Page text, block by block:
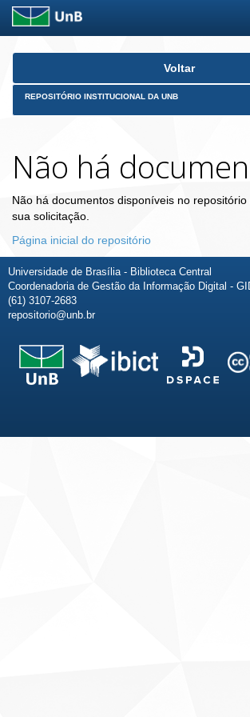
Skip
Voltar
REPOSITÓRIO INSTITUCIONAL DA UNB
Não há
Não há documentos disponíveis no
sua solicitação.
Página inicial do repositório
Universidade de Brasília - Biblioteca Central
Coordenadoria de Gestão da Informação Digital -
(61) 3107-2683
repositorio@unb.br